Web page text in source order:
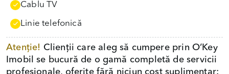
Cablu TV
Linie telefonică
Atenție! Clienții care aleg să cumpere prin O’Key
Imobil se bucură de o gamă completă de servicii
profesionale, oferite fără niciun cost suplimentar: